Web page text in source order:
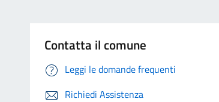
Contatta il comune
Leggi le domande frequenti
Richiedi Assistenza